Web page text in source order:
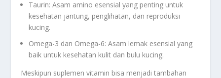
Taurin: Asam amino esensial yang penting untuk
kesehatan jantung, penglihatan, dan reproduksi
kucing.
Omega-3 dan Omega-6: Asam lemak esensial yang
baik untuk kesehatan kulit dan bulu kucing.
Meskipun suplemen vitamin bisa menjadi tambahan